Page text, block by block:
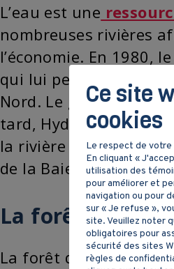
L’eau est une
nombreuses rivières
l’économie. En 1980,
qui lui permet d’être
Nord. Le
tard, Hydro-Québec
la rivière
de la Baie-James,
La forêt
La forêt québécoise
Ce site
cookies
Le respect de
En cliquant «
utilisation des
pour améliorer et
navigation ou pour
sur « Je refuse »,
site. Veuillez noter
obligatoires pour
sécurité des sites
règles de